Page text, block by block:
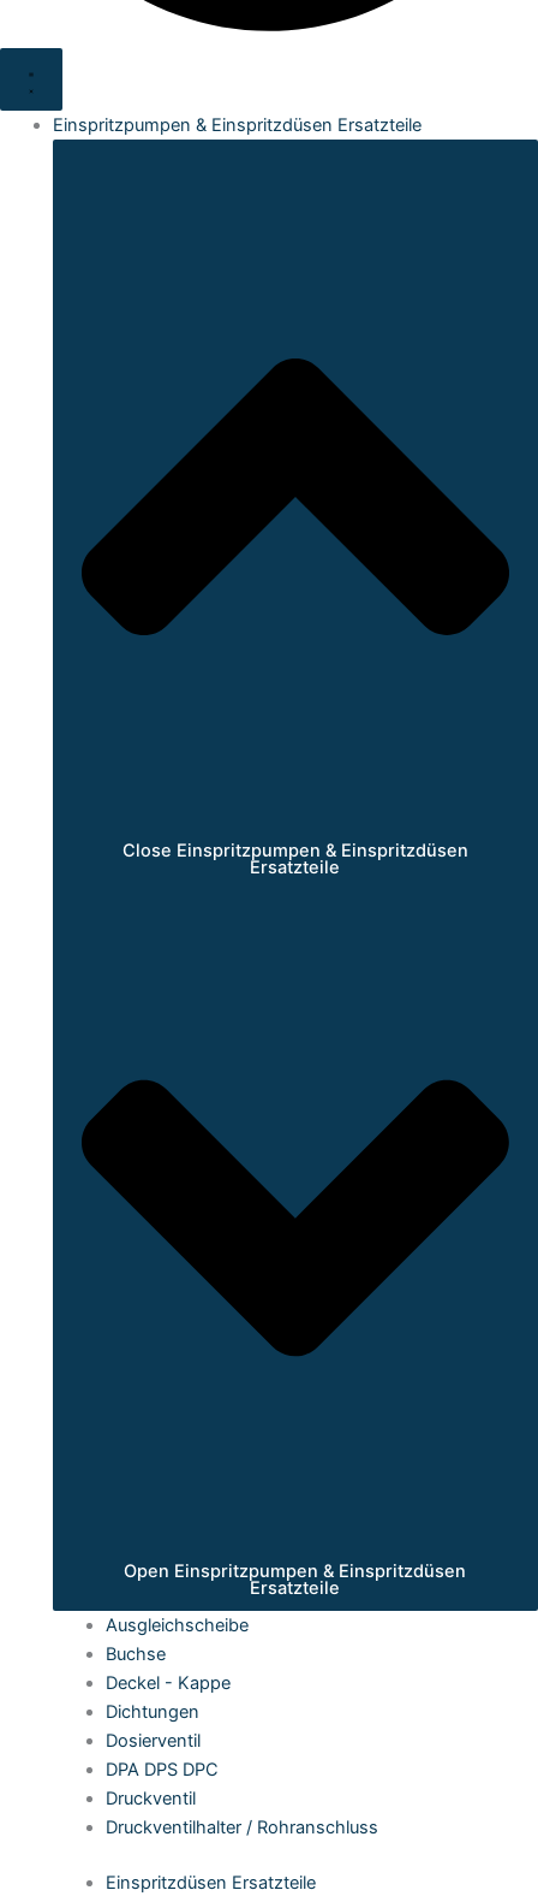
Einspritzpumpen & Einspritzdüsen Ersatzteile
Close Einspritzpumpen & Einspritzdüsen
Ersatzteile
Open Einspritzpumpen & Einspritzdüsen
Ersatzteile
Ausgleichscheibe
Buchse
Deckel - Kappe
Dichtungen
Dosierventil
DPA DPS DPC
Druckventil
Druckventilhalter / Rohranschluss
Einspritzdüsen Ersatzteile